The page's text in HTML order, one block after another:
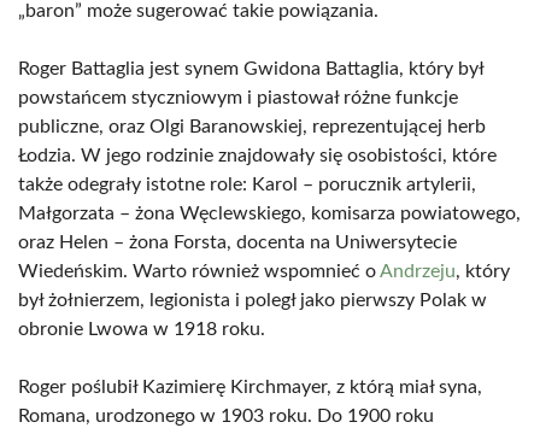
„baron” może sugerować takie powiązania.
Roger Battaglia jest synem Gwidona Battaglia, który był
powstańcem styczniowym i piastował różne funkcje
publiczne, oraz Olgi Baranowskiej, reprezentującej herb
Łodzia. W jego rodzinie znajdowały się osobistości, które
także odegrały istotne role: Karol – porucznik artylerii,
Małgorzata – żona Węclewskiego, komisarza powiatowego,
oraz Helen – żona Forsta, docenta na Uniwersytecie
Wiedeńskim. Warto również wspomnieć oAndrzeju, który
był żołnierzem, legionista i poległ jako pierwszy Polak w
obronie Lwowa w 1918 roku.
Roger poślubił Kazimierę Kirchmayer, z którą miał syna,
Romana, urodzonego w 1903 roku. Do 1900 roku